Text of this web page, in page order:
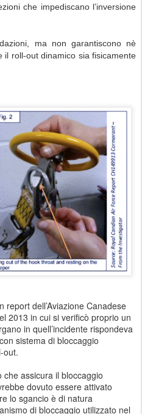
che impediscano l’inversione
ma non garantiscono nè
roll-out dinamico sia fisicamente
report dell’Aviazione Canadese
2013 in cui si verificò proprio un
in quell’incidente rispondeva
sistema di bloccaggio
out.
che assicura il bloccaggio
dovuto essere attivato
lo sgancio è di natura
di bloccaggio utilizzato nel